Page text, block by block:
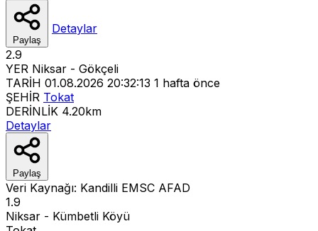
Paylaş
Detaylar
2.9
YER Niksar - Gökçeli
TARİH 01.08.2026 20:32:13 1 hafta önce
ŞEHİR Tokat
DERİNLİK 4.20km
Detaylar
Paylaş
Veri Kaynağı: Kandilli EMSC AFAD
1.9
Niksar - Kümbetli Köyü